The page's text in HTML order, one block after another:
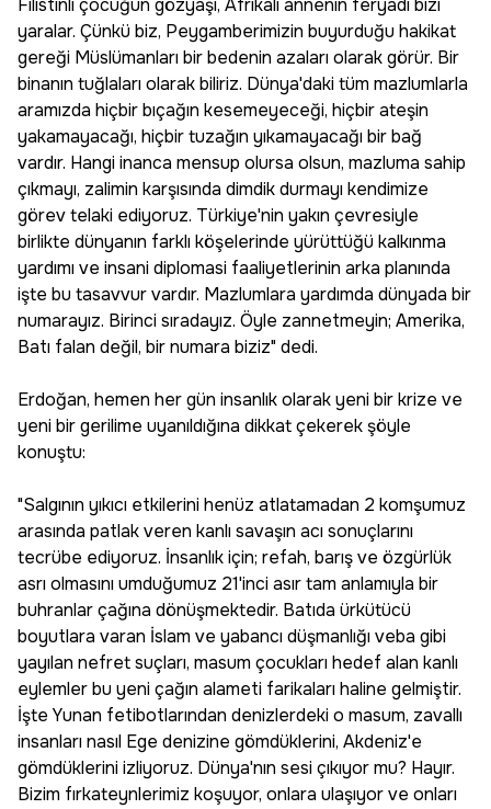
Filistinli çocuğun gözyaşı, Afrikalı annenin feryadı bizi
yaralar. Çünkü biz, Peygamberimizin buyurduğu hakikat
gereği Müslümanları bir bedenin azaları olarak görür. Bir
binanın tuğlaları olarak biliriz. Dünya'daki tüm mazlumlarla
aramızda hiçbir bıçağın kesemeyeceği, hiçbir ateşin
yakamayacağı, hiçbir tuzağın yıkamayacağı bir bağ
vardır. Hangi inanca mensup olursa olsun, mazluma sahip
çıkmayı, zalimin karşısında dimdik durmayı kendimize
görev telaki ediyoruz. Türkiye'nin yakın çevresiyle
birlikte dünyanın farklı köşelerinde yürüttüğü kalkınma
yardımı ve insani diplomasi faaliyetlerinin arka planında
işte bu tasavvur vardır. Mazlumlara yardımda dünyada bir
numarayız. Birinci sıradayız. Öyle zannetmeyin; Amerika,
Batı falan değil, bir numara biziz" dedi.
Erdoğan, hemen her gün insanlık olarak yeni bir krize ve
yeni bir gerilime uyanıldığına dikkat çekerek şöyle
konuştu:
"Salgının yıkıcı etkilerini henüz atlatamadan 2 komşumuz
arasında patlak veren kanlı savaşın acı sonuçlarını
tecrübe ediyoruz. İnsanlık için; refah, barış ve özgürlük
asrı olmasını umduğumuz 21'inci asır tam anlamıyla bir
buhranlar çağına dönüşmektedir. Batıda ürkütücü
boyutlara varan İslam ve yabancı düşmanlığı veba gibi
yayılan nefret suçları, masum çocukları hedef alan kanlı
eylemler bu yeni çağın alameti farikaları haline gelmiştir.
İşte Yunan fetibotlarından denizlerdeki o masum, zavallı
insanları nasıl Ege denizine gömdüklerini, Akdeniz'e
gömdüklerini izliyoruz. Dünya'nın sesi çıkıyor mu? Hayır.
Bizim fırkateynlerimiz koşuyor, onlara ulaşıyor ve onları